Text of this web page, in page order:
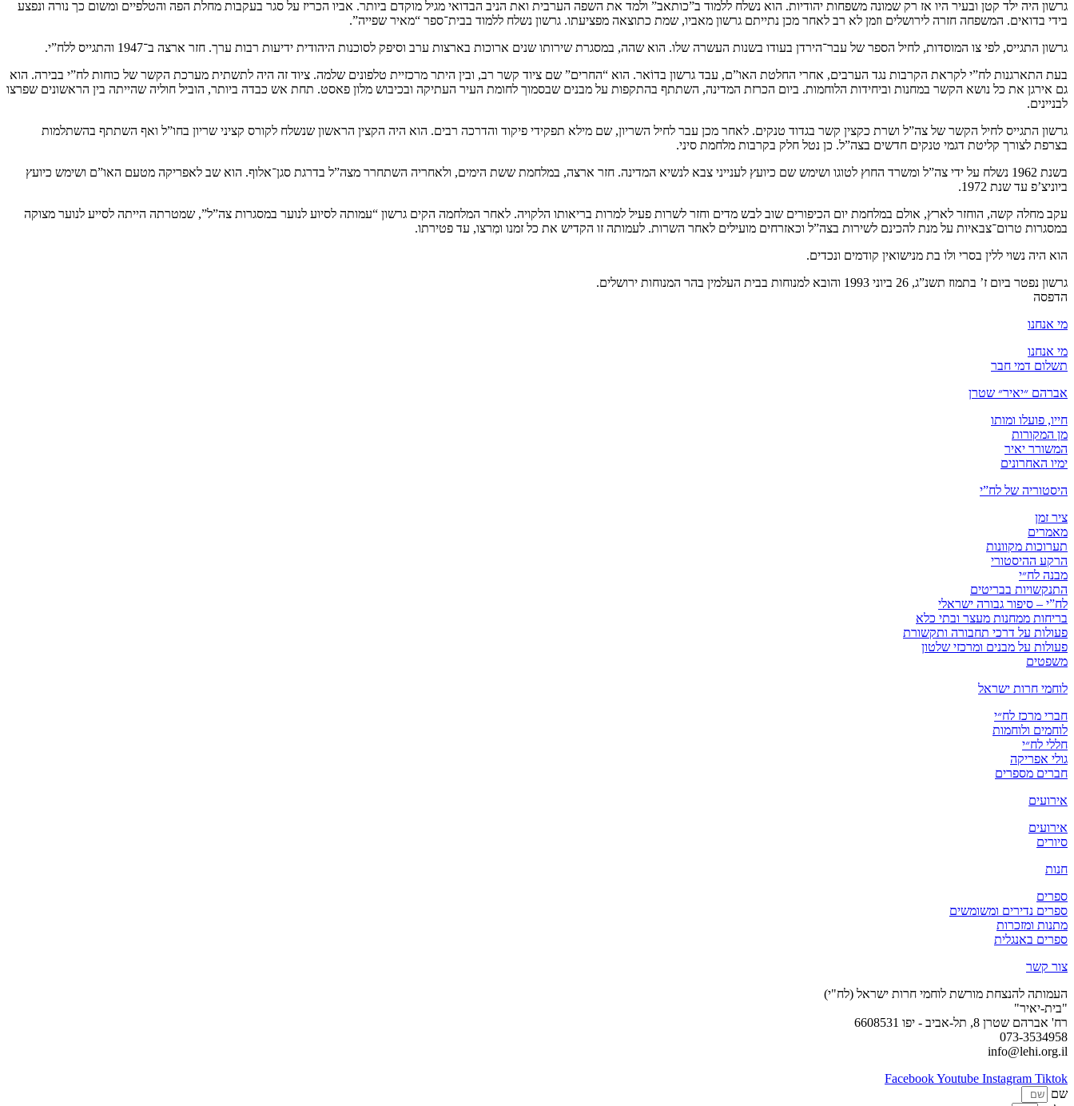
גרשון היה ילד קטן ובעיר היו אז רק שמונה משפחות יהודיות. הוא נשלח ללמוד ב”כותאב” ולמד את השפה הערבית ואת הניב הבדואי מגיל מוקדם ביותר. אביו הכריז על סגר בעקבות מחלת הפה והטלפיים ומשום כך נורה ונפצע
בידי בדואים. המשפחה חזרה לירושלים וזמן לא רב לאחר מכן נתייתם גרשון מאביו, שמת כתוצאה מפציעתו. גרשון נשלח ללמוד בבית־ספר “מאיר שפייה”.
גרשון התגייס, לפי צו המוסדות, לחיל הספר של עבר־הירדן בעודו בשנות העשרה שלו. הוא שהה, במסגרת שירותו שנים ארוכות בארצות ערב וסיפק לסוכנות היהודית ידיעות רבות ערך. חזר ארצה ב־1947 והתגייס ללח”י.
בעת התארגנות לח”י לקראת הקרבות נגד הערבים, אחרי החלטת האו”ם, עבד גרשון בדוֹאר. הוא “החרים” שם ציוד קשר רב, ובין היתר מרכזיית טלפונים שלמה. ציוד זה היה לתשתית מערכת הקשר של כוחות לח”י בבירה. הוא
גם אירגן את כל נושא הקשר במחנות וביחידות הלוחמות. ביום הכרזת המדינה, השתתף בהתקפות על מבנים שבסמוך לחומת העיר העתיקה ובכיבוש מלון פאסט. תחת אש כבדה ביותר, הוביל חוליה שהייתה בין הראשונים שפרצו
לבניינים.
גרשון התגייס לחיל הקשר של צה”ל ושרת כקצין קשר בגדוד טנקים. לאחר מכן עבר לחיל השריון, שם מילא תפקידי פיקוד והדרכה רבים. הוא היה הקצין הראשון שנשלח לקורס קציני שריון בחו”ל ואף השתתף בהשתלמות
בצרפת לצורך קליטת דגמי טנקים חדשים בצה”ל. כן נטל חלק בקרבות מלחמת סיני.
בשנת 1962 נשלח על ידי צה”ל ומשרד החוץ לטוגו ושימש שם כיועץ לענייני צבא לנשיא המדינה. חזר ארצה, במלחמת ששת הימים, ולאחריה השתחרר מצה”ל בדרגת סגן־אלוף. הוא שב לאפריקה מטעם האו”ם ושימש כיועץ
ביוניצ’פ עד שנת 1972.
עקב מחלה קשה, הוחזר לארץ, אולם במלחמת יום הכיפורים שוב לבש מדים וחזר לשרות פעיל למרות בריאותו הלקויה. לאחר המלחמה הקים גרשון “עמותה לסיוע לנוער במסגרות צה”ל”, שמטרתה הייתה לסייע לנוער מצוקה
במסגרות טרום־צבאיות על מנת להכינם לשירות בצה”ל וכאזרחים מועילים לאחר השרות. לעמותה זו הקדיש את כל זמנו ומִרצו, עד פטירתו.
הוא היה נשוי ללין בסרי ולו בת מנישואין קודמים ונכדים.
גרשון נפטר ביום ז’ בתמוז תשנ”ג, 26 ביוני 1993 והובא למנוחות בבית העלמין בהר המנוחות ירושלים.
הדפסה
מי אנחנו
מי אנחנו
תשלום דמי חבר
אברהם ״יאיר״ שטרן
חייו, פועלו ומותו
מן המקורות
המשורר יאיר
ימיו האחרונים
היסטוריה של לח”י
ציר זמן
מאמרים
תערוכות מקוונות
הרקע ההיסטורי
מבנה לח״י
התנקשויות בבריטים
לח”י – סיפור גבורה ישראלי
בריחות ממחנות מעצר ובתי כלא
פעולות על דרכי תחבורה ותקשורת
פעולות על מבנים ומרכזי שלטון
משפטים
לוחמי חרות ישראל
חברי מרכז לח״י
לוחמים ולוחמות
חללי לח״י
גולי אפריקה
חברים מספרים
אירועים
אירועים
סיורים
חנות
ספרים
ספרים נדירים ומשומשים
מתנות ומזכרות
ספרים באנגלית
צור קשר
העמותה להנצחת מורשת לוחמי חרות ישראל (לח"י)
"בית-יאיר"
רח' אברהם שטרן 8, תל-אביב - יפו 6608531
073-3534958
info@lehi.org.il
FacebookYoutube Instagram Tiktok
שם